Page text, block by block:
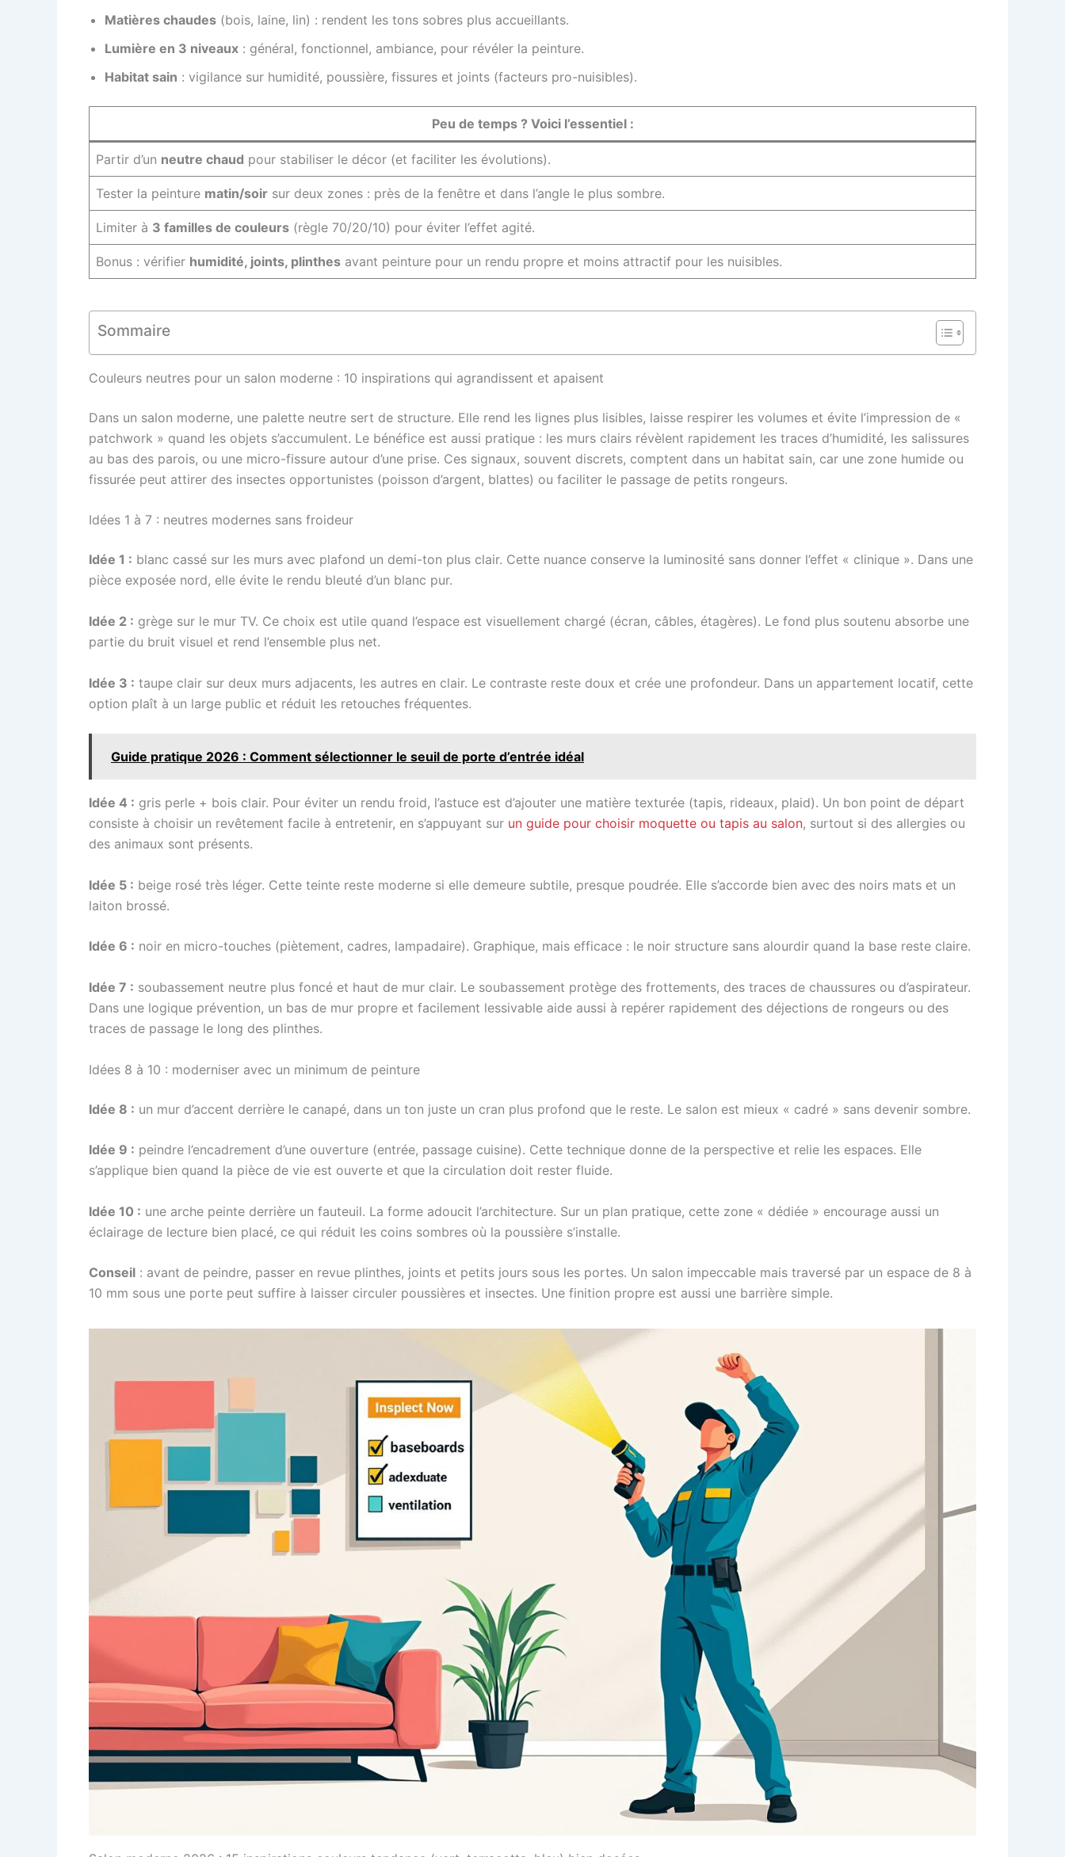
Matières chaudes (bois, laine, lin) : rendent les tons sobres plus accueillants.
Lumière en 3 niveaux : général, fonctionnel, ambiance, pour révéler la peinture.
Habitat sain : vigilance sur humidité, poussière, fissures et joints (facteurs pro-nuisibles).
Peu de temps ? Voici l’essentiel :
Partir d’un neutre chaud pour stabiliser le décor (et faciliter les évolutions).
Tester la peinture matin/soir sur deux zones : près de la fenêtre et dans l’angle le plus sombre.
Limiter à 3 familles de couleurs (règle 70/20/10) pour éviter l’effet agité.
Bonus : vérifier humidité, joints, plinthes avant peinture pour un rendu propre et moins attractif pour les nuisibles.
Sommaire
Couleurs neutres pour un salon moderne : 10 inspirations qui agrandissent et apaisent
Dans un salon moderne, une palette neutre sert de structure. Elle rend les lignes plus lisibles, laisse respirer les volumes et évite l’impression de «
patchwork » quand les objets s’accumulent. Le bénéfice est aussi pratique : les murs clairs révèlent rapidement les traces d’humidité, les salissures
au bas des parois, ou une micro-fissure autour d’une prise. Ces signaux, souvent discrets, comptent dans un habitat sain, car une zone humide ou
fissurée peut attirer des insectes opportunistes (poisson d’argent, blattes) ou faciliter le passage de petits rongeurs.
Idées 1 à 7 : neutres modernes sans froideur
Idée 1 : blanc cassé sur les murs avec plafond un demi-ton plus clair. Cette nuance conserve la luminosité sans donner l’effet « clinique ». Dans une
pièce exposée nord, elle évite le rendu bleuté d’un blanc pur.
Idée 2 : grège sur le mur TV. Ce choix est utile quand l’espace est visuellement chargé (écran, câbles, étagères). Le fond plus soutenu absorbe une
partie du bruit visuel et rend l’ensemble plus net.
Idée 3 : taupe clair sur deux murs adjacents, les autres en clair. Le contraste reste doux et crée une profondeur. Dans un appartement locatif, cette
option plaît à un large public et réduit les retouches fréquentes.
Guide pratique 2026 : Comment sélectionner le seuil de porte d’entrée idéal
Idée 4 : gris perle + bois clair. Pour éviter un rendu froid, l’astuce est d’ajouter une matière texturée (tapis, rideaux, plaid). Un bon point de départ
consiste à choisir un revêtement facile à entretenir, en s’appuyant sur un guide pour choisir moquette ou tapis au salon, surtout si des allergies ou
des animaux sont présents.
Idée 5 : beige rosé très léger. Cette teinte reste moderne si elle demeure subtile, presque poudrée. Elle s’accorde bien avec des noirs mats et un
laiton brossé.
Idée 6 : noir en micro-touches (piètement, cadres, lampadaire). Graphique, mais efficace : le noir structure sans alourdir quand la base reste claire.
Idée 7 : soubassement neutre plus foncé et haut de mur clair. Le soubassement protège des frottements, des traces de chaussures ou d’aspirateur.
Dans une logique prévention, un bas de mur propre et facilement lessivable aide aussi à repérer rapidement des déjections de rongeurs ou des
traces de passage le long des plinthes.
Idées 8 à 10 : moderniser avec un minimum de peinture
Idée 8 : un mur d’accent derrière le canapé, dans un ton juste un cran plus profond que le reste. Le salon est mieux « cadré » sans devenir sombre.
Idée 9 : peindre l’encadrement d’une ouverture (entrée, passage cuisine). Cette technique donne de la perspective et relie les espaces. Elle
s’applique bien quand la pièce de vie est ouverte et que la circulation doit rester fluide.
Idée 10 : une arche peinte derrière un fauteuil. La forme adoucit l’architecture. Sur un plan pratique, cette zone « dédiée » encourage aussi un
éclairage de lecture bien placé, ce qui réduit les coins sombres où la poussière s’installe.
Conseil : avant de peindre, passer en revue plinthes, joints et petits jours sous les portes. Un salon impeccable mais traversé par un espace de 8 à
10 mm sous une porte peut suffire à laisser circuler poussières et insectes. Une finition propre est aussi une barrière simple.